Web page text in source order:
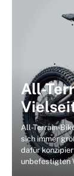
All-
All-Terrain-
sich immer
dafür
unbefestigten